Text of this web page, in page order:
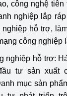
công nghệ
nghiệp lắp
nghiệp hỗ trợ,
công nghiệp
nghiệp hỗ trợ:
tư sản xuất
mục sản